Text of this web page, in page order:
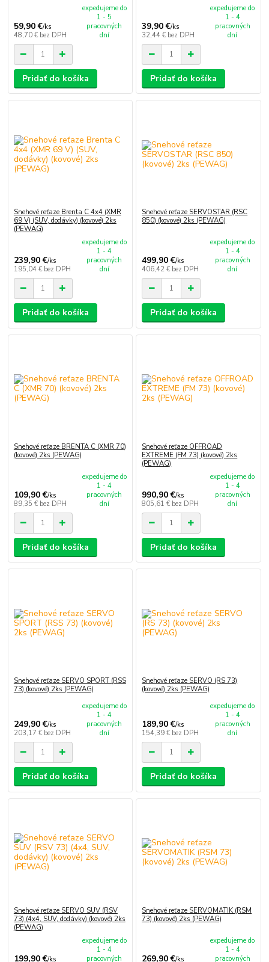
59,90 €/ks
48,70 € bez DPH
expedujeme do
1 - 5
pracovných
dní
Pridať do košíka
39,90 €/ks
32,44 € bez DPH
expedujeme do
1 - 4
pracovných
dní
Pridať do košíka
Snehové reťaze Brenta C 4x4 (XMR
69 V) (SUV, dodávky) (kovové) 2ks
(PEWAG)
239,90 €/ks
195,04 € bez DPH
expedujeme do
1 - 4
pracovných
dní
Pridať do košíka
Snehové reťaze SERVOSTAR (RSC
850) (kovové) 2ks (PEWAG)
499,90 €/ks
406,42 € bez DPH
expedujeme do
1 - 4
pracovných
dní
Pridať do košíka
Snehové reťaze BRENTA C (XMR 70)
(kovové) 2ks (PEWAG)
109,90 €/ks
89,35 € bez DPH
expedujeme do
1 - 4
pracovných
dní
Pridať do košíka
Snehové reťaze OFFROAD
EXTREME (FM 73) (kovové) 2ks
(PEWAG)
990,90 €/ks
805,61 € bez DPH
expedujeme do
1 - 4
pracovných
dní
Pridať do košíka
Snehové reťaze SERVO SPORT (RSS
73) (kovové) 2ks (PEWAG)
249,90 €/ks
203,17 € bez DPH
expedujeme do
1 - 4
pracovných
dní
Pridať do košíka
Snehové reťaze SERVO (RS 73)
(kovové) 2ks (PEWAG)
189,90 €/ks
154,39 € bez DPH
expedujeme do
1 - 4
pracovných
dní
Pridať do košíka
Snehové reťaze SERVO SUV (RSV
73) (4x4, SUV, dodávky) (kovové) 2ks
(PEWAG)
199,90 €/ks
expedujeme do
1 - 4
pracovných
Snehové reťaze SERVOMATIK (RSM
73) (kovové) 2ks (PEWAG)
269,90 €/ks
expedujeme do
1 - 4
pracovných